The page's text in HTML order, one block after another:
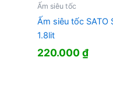
Ấm siêu tốc
Ấm siêu tốc SATO
1.8lit
220.000₫